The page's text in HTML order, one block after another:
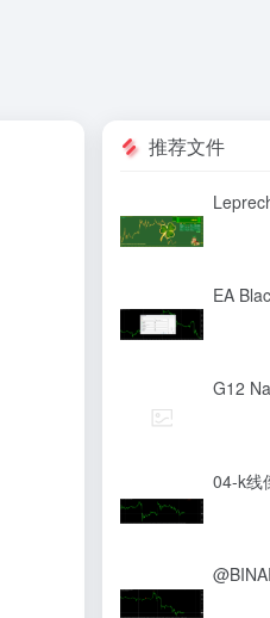
推荐文件
EA
G12
04-k线